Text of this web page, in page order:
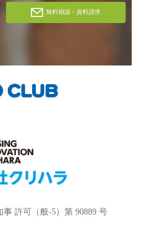
無料相談・資料請求
許可（般-5）第 90889 号